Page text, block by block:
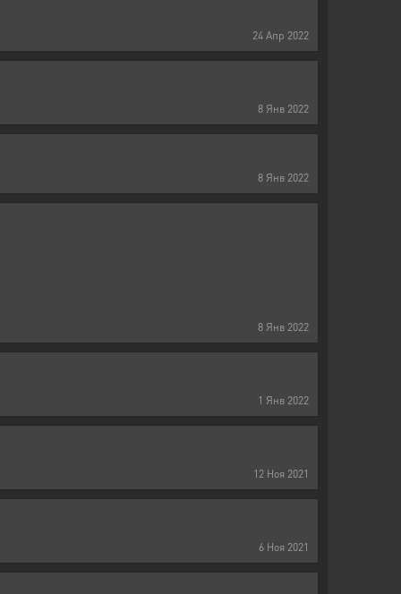
24 Апр 2022
8 Янв 2022
8 Янв 2022
8 Янв 2022
1 Янв 2022
12 Ноя 2021
6 Ноя 2021